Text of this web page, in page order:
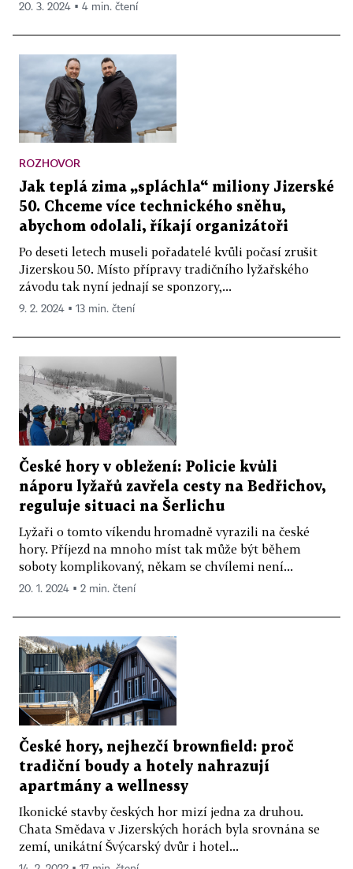
20. 3. 2024 ▪ 4 min. čtení
ROZHOVOR
Jak teplá zima „spláchla“ miliony Jizerské
50. Chceme více technického sněhu,
abychom odolali, říkají organizátoři
Po deseti letech museli pořadatelé kvůli počasí zrušit
Jizerskou 50. Místo přípravy tradičního lyžařského
závodu tak nyní jednají se sponzory,...
9. 2. 2024 ▪ 13 min. čtení
České hory v obležení: Policie kvůli
náporu lyžařů zavřela cesty na Bedřichov,
reguluje situaci na Šerlichu
Lyžaři o tomto víkendu hromadně vyrazili na české
hory. Příjezd na mnoho míst tak může být během
soboty komplikovaný, někam se chvílemi není...
20. 1. 2024 ▪ 2 min. čtení
České hory, nejhezčí brownfield: proč
tradiční boudy a hotely nahrazují
apartmány a wellnessy
Ikonické stavby českých hor mizí jedna za druhou.
Chata Smědava v Jizerských horách byla srovnána se
zemí, unikátní Švýcarský dvůr i hotel...